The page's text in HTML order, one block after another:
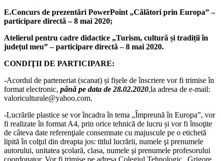
E.Concurs de prezentări PowerPoint „Călători prin Europa” –
participare directă – 8 mai 2020;
Atelierul pentru cadre didactice „Turism, cultură și tradiții în
județul meu” – participare directă – 8 mai 2020.
CONDIŢII DE PARTICIPARE:
-Acordul de parteneriat (scanat) și fișele de înscriere vor fi trimise în
format electronic, pânǎ pe data de 28.02.2020,la adresa de e-mail:
valoriculturale@yahoo.com.
-Lucrările plastice se vor încadra în tema „Împreună în Europa”, vor
fi realizate în format A4, prin orice tehnică de lucru și vor fi însoţite
de câteva date referenţiale consemnate cu majuscule pe o etichetă
lipită în colţul din dreapta jos: titlul lucrării, numele şi prenumele
autorului, unitatea şcolară, clasa, numele şi prenumele profesorului
coordonator. Vor fi trimise pe adresa Colegiul Tehnologic „Grigore